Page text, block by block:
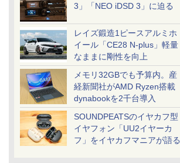
3」「NEO iDSD 3」に迫る
レイズ鍛造1ピースアルミホ
イール「CE28 N-plus」軽量
なままに剛性を向上
メモリ32GBでも予算内。産
経新聞社がAMD Ryzen搭載
dynabookを2千台導入
SOUNDPEATSのイヤカフ型
イヤフォン「UU2イヤーカ
フ」をイヤカフマニアが語る